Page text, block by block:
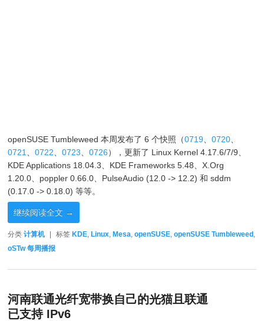
openSUSE Tumbleweed 本周发布了 6 个快照（0719、0720、
0721、0722、0723、0726），更新了 Linux Kernel 4.17.6/7/9、
KDE Applications 18.04.3、KDE Frameworks 5.48、X.Org
1.20.0、poppler 0.66.0、PulseAudio (12.0 -> 12.2) 和 sddm
(0.17.0 -> 0.18.0) 等等。
继续阅读全文 →
分类 计算机 标签 KDE, Linux, Mesa,openSUSE,openSUSE Tumbleweed ,
oSTw 每周播报
河南联通光纤宽带换自己的光猫且联通
已支持 IPv6